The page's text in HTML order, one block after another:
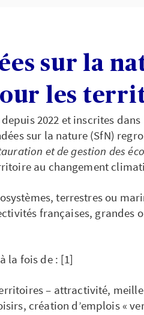
sur la
les
2022 et inscrites
sur la nature (SfN)
et de gestion des
au changement
terrestres ou
françaises, grandes
la fois de : [1]
– attractivité,
création d’emplois «